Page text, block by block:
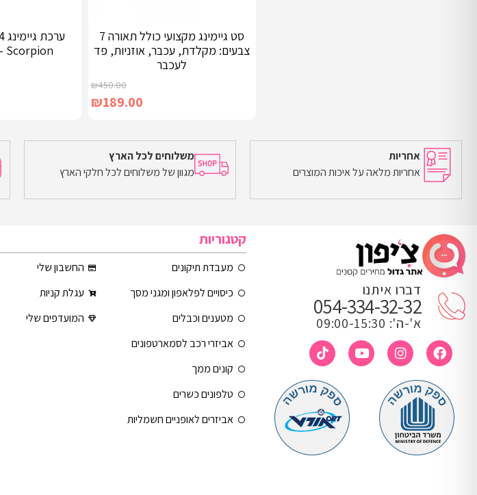
סט גיימינג מקצועי כולל תאורה 7
צבעים: מקלדת, עכבר, אוזניות, פד
לעכבר
₪450.00
₪189.00
הוספה לסל
Scorpion – משלוח חינם
הוספה לסל
אחריות
אחריות מלאה על איכות המוצרים
משלוחים לכל הארץ
מגוון של משלוחים לכל חלקי הארץ
דברו איתנו
054-334-32-32
א'-ה': 09:00-15:30
קטגוריות
מעבדת תיקונים
כיסויים לפלאפון ומגני מסך
מטענים וכבלים
אביזרי רכב לסמארטפונים
קונים ממך
טלפונים כשרים
אביזרים לאופניים חשמליות
החשבון שלי
עגלת קניות
המועדפים שלי